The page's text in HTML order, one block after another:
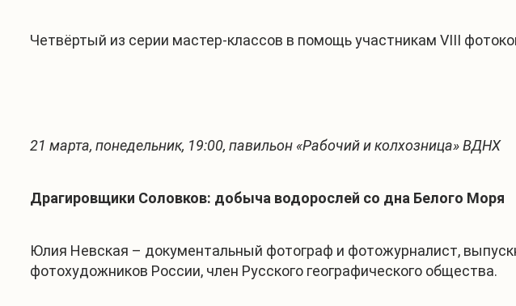
Четвёртый из серии мастер-классов в помощь участникам VIII
21 марта, понедельник, 19:00, павильон «Рабочий и колхозница» ВДНХ
Драгировщики Соловков: добыча водорослей со дна Белого Моря
Юлия Невская – документальный фотограф и фотожурналист,
фотохудожников России, член Русского географического общества.